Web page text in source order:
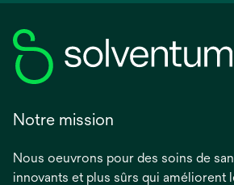
Notre mission
Nous oeuvrons pour des soins de
innovants et plus sûrs qui améliorent